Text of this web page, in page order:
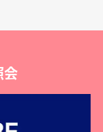
会